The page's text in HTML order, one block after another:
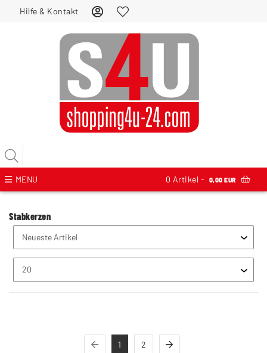
Hilfe & Kontakt
MENU 0 Artikel - 0,00 EUR
Stabkerzen
1 2